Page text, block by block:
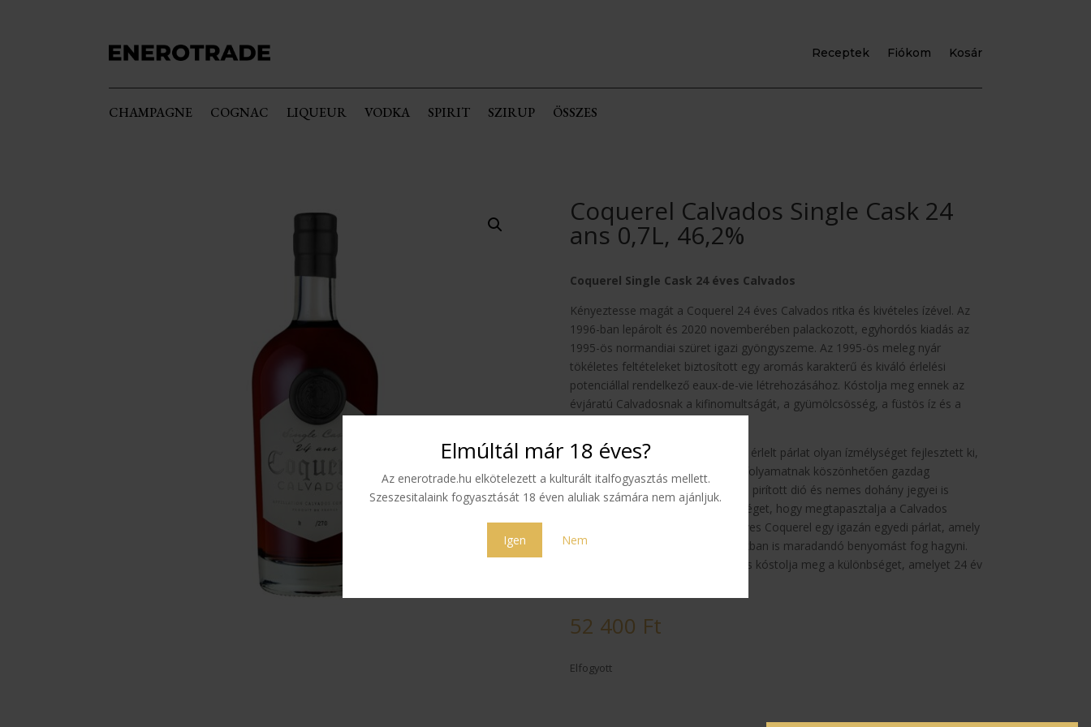
Elmúltál már 18 éves?
Az enerotrade.hu elkötelezett a kulturált italfogyasztás mellett.
Szeszesitalaink fogyasztását 18 éven aluliak számára nem ajánljuk.
Igen Nem
Receptek Fiókom Kosár
CHAMPAGNE COGNAC LIQUEUR VODKA SPIRIT SZIRUP ÖSSZES
Coquerel Calvados Single Cask 24
ans 0,7L, 46,2%
Coquerel Single Cask 24 éves Calvados
Kényeztesse magát a Coquerel 24 éves Calvados ritka és kivételes ízével. Az
1996-ban lepárolt és 2020 novemberében palackozott, egyhordós kiadás az
1995-ös normandiai szüret igazi gyöngyszeme. Az 1995-ös meleg nyár
tökéletes feltételeket biztosított egy aromás karakterű és kiváló érlelési
potenciállal rendelkező eaux-de-vie létrehozásához. Kóstolja meg ennek az
évjáratú Calvadosnak a kifinomultságát, a gyümölcsösség, a füstös íz és a
A 24 évig francia tölgyfahordóban érlelt párlat olyan ízmélységet fejlesztett ki,
amely páratlan. A hosszú érlelési folyamatnak köszönhetően gazdag
karamellás, pörkölt jegyek, kakaó, pirított dió és nemes dohány jegyei is
kialakultak. Ne hagyja ki a lehetőséget, hogy megtapasztalja a Calvados
kiválóság megtestesítőjét. A 24 éves Coquerel egy igazán egyedi párlat, amely
még a legigényesebb ízlelőbimbókban is maradandó benyomást fog hagyni.
Rendelje meg az Önét még ma, és kóstolja meg a különbséget, amelyet 24 év
52 400 Ft
Elfogyott